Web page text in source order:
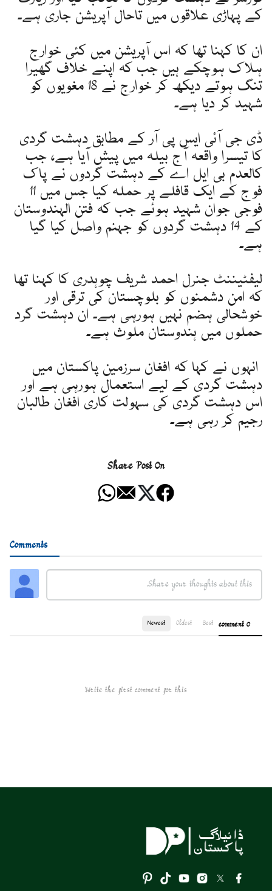
کے پہاڑی علاقوں میں تاحال آپریشن جاری ہے۔
ان کا کہنا تھا کہ اس آپریشن میں کئی خوارج
ہلاک ہوچکے ہیں جب کہ اپنے خلاف گھیرا
تنگ ہوتے دیکھ کر خوارج نے 18 مغویوں کو
شہید کر دیا ہے۔
ڈی جی آئی ایس پی آر کے مطابق دہشت گردی
کا تیسرا واقعہ آج بیلہ میں پیش آیا ہے، جب
کالعدم بی ایل اے کے دہشت گردوں نے پاک
فوج کے ایک قافلے پر حملہ کیا جس میں 11
فوجی جوان شہید ہوئے جب کہ فتن الہندوستان
کے 14 دہشت گردوں کو جہنم واصل کیا گیا
ہے۔
لیفٹیننٹ جنرل احمد شریف چوہدری کا کہنا تھا
کہ امن دشمنوں کو بلوچستان کی ترقی اور
خوشحالی ہضم نہیں ہورہی ہے۔ ان دہشت گرد
حملوں میں ہندوستان ملوث ہے۔
انہوں نے کہا کہ افغان سرزمین پاکستان میں
دہشت گردی کے لیے استعمال ہورہی ہے اور
اس دہشت گردی کی سہولت کاری افغان طالبان
رجیم کر رہی ہے۔
Share Post On
Comments
0 comment
Best
Oldest
Newest
Write the first comment for this!